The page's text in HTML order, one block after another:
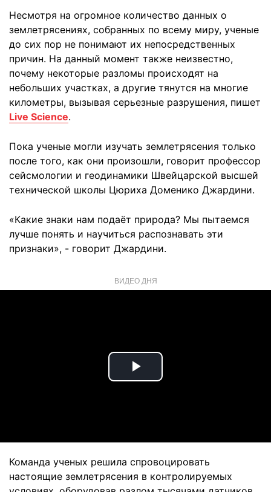
Несмотря на огромное количество данных о
землетрясениях, собранных по всему миру, ученые
до сих пор не понимают их непосредственных
причин. На данный момент также неизвестно,
почему некоторые разломы происходят на
небольших участках, а другие тянутся на многие
километры, вызывая серьезные разрушения, пишет
Live Science.
Пока ученые могли изучать землетрясения только
после того, как они произошли, говорит профессор
сейсмологии и геодинамики Швейцарской высшей
технической школы Цюриха Доменико Джардини.
«Какие знаки нам подаёт природа? Мы пытаемся
лучше понять и научиться распознавать эти
признаки», - говорит Джардини.
ВИДЕО ДНЯ
Play
Команда ученых решила спровоцировать
настоящие землетрясения в контролируемых